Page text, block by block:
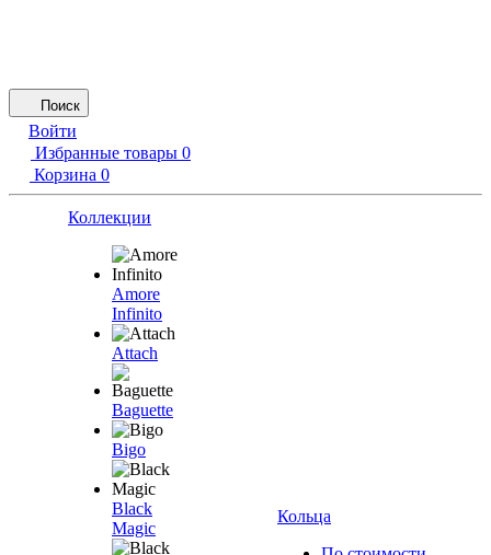
Поиск
Войти
Избранные товары 0
Корзина 0
Коллекции
Amore
Infinito
Attach
Baguette
Bigo
Black
Magic
Кольца